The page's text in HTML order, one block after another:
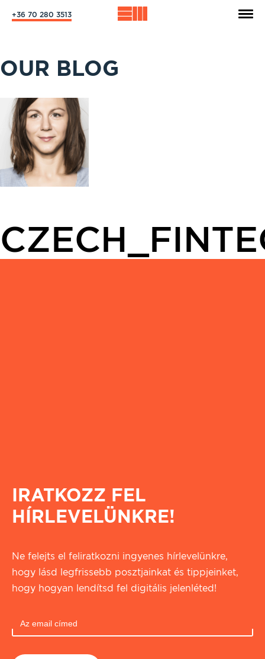
+36 70 280 3513
OUR BLOG
IRATKOZZ FEL
HÍRLEVELÜNKRE!
Ne felejts el feliratkozni ingyenes hírlevelünkre,
hogy lásd legfrissebb posztjainkat és tippjeinket,
hogy hogyan lendítsd fel digitális jelenléted!